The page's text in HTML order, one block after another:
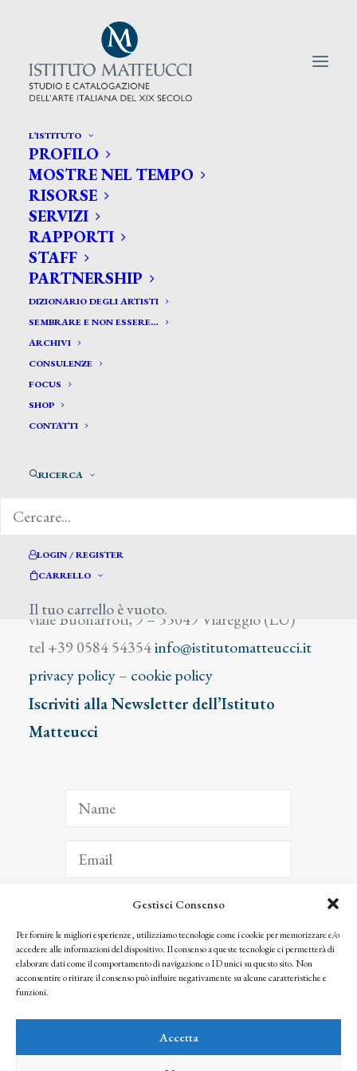
Gestisci Consenso
Per fornire le migliori esperienze, utilizziamo tecnologie come i cookie per memorizzare e/o
accedere alle informazioni del dispositivo. Il consenso a queste tecnologie ci permetterà di
elaborare dati come il comportamento di navigazione o ID unici su questo sito. Non
acconsentire o ritirare il consenso può influire negativamente su alcune caratteristiche e
funzioni.
Accetta
L’ISTITUTO
PROFILO
MOSTRE NEL TEMPO
RISORSE
SERVIZI
RAPPORTI
STAFF
PARTNERSHIP
DIZIONARIO DEGLI ARTISTI
SEMBRARE E NON ESSERE…
ARCHIVI
CONSULENZE
FOCUS
SHOP
CONTATTI
RICERCA
LOGIN / REGISTER
CARRELLO
Il tuo carrello è vuoto.
CERCA TRA GLI ARTISTI:
Search
for:
De Corti N.
viale Buonarroti, 9 – 55049 Viareggio (LU)
tel +39 0584 54354info@istitutomatteucci.it
privacy policy– cookie policy
Iscriviti alla Newsletter dell’Istituto
Matteucci
ISCRIVITI
Facendo clic per iscriverti, riconosci che le tue informazioni saranno trattate
seguendo la nostra Privacy Policy
© 2025 Istituto Matteucci. All right reserved
l’autorizzazione scritta dei proprietari dei diritti e dell’Istituto Matteucci